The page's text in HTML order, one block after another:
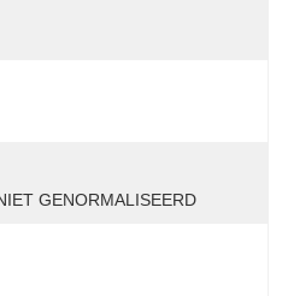
GENORMALISEERD